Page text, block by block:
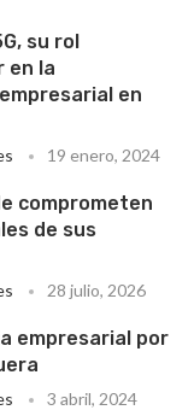
su rol
en la
en
19 enero, 2024
comprometen
de sus
28 julio, 2026
empresarial por
3 abril, 2024